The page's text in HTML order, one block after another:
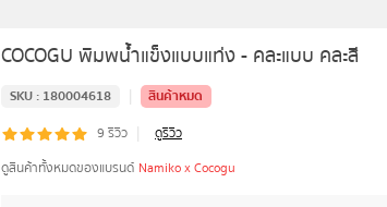
COCOGU พิมพน้ำแข็งแบบแท่ง - คละแบบ คละสี
SKU : 180004618 |
สินค้าหมด
9 รีวิว |
ดูรีวิว
ดูสินค้าทั้งหมดของแบรนด์ Namiko x Cocogu